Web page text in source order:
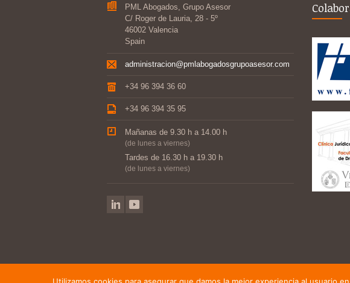
PML Abogados, Grupo Asesor
C/ Roger de Lauria, 28 - 5º
46002 Valencia
Spain
administracion@pmlabogadosgrupoasesor.com
+34 96 394 36 60
+34 96 394 35 95
Mañanas de 9.30 h a 14.00 h
(de lunes a viernes)
Tardes de 16.30 h a 19.30 h
(de lunes a viernes)